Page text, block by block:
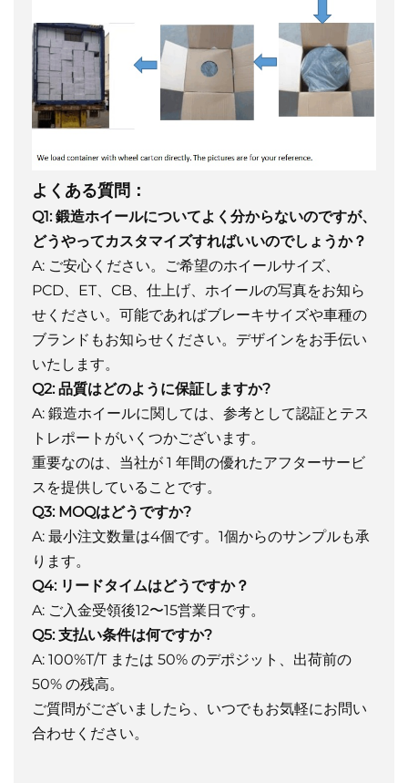
よくある質問：
Q1: 鍛造ホイールについてよく分からないのですが、
どうやってカスタマイズすればいいのでしょうか？
A: ご安心ください。ご希望のホイールサイズ、
PCD、ET、CB、仕上げ、ホイールの写真をお知ら
せください。可能であればブレーキサイズや車種の
ブランドもお知らせください。デザインをお手伝い
いたします。
Q2: 品質はどのように保証しますか?
A: 鍛造ホイールに関しては、参考として認証とテス
トレポートがいくつかございます。
重要なのは、当社が 1 年間の優れたアフターサービ
スを提供していることです。
Q3: MOQはどうですか?
A: 最小注文数量は4個です。1個からのサンプルも承
ります。
Q4: リードタイムはどうですか？
A: ご入金受領後12〜15営業日です。
Q5: 支払い条件は何ですか?
A: 100%T/T または 50% のデポジット、出荷前の
50% の残高。
ご質問がございましたら、いつでもお気軽にお問い
合わせください。